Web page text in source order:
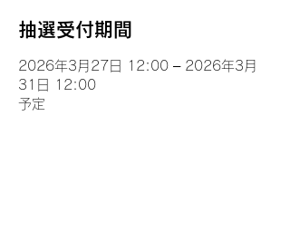
抽選受付期間
2026年3月27日 12:00 – 2026年3月
31日 12:00
予定